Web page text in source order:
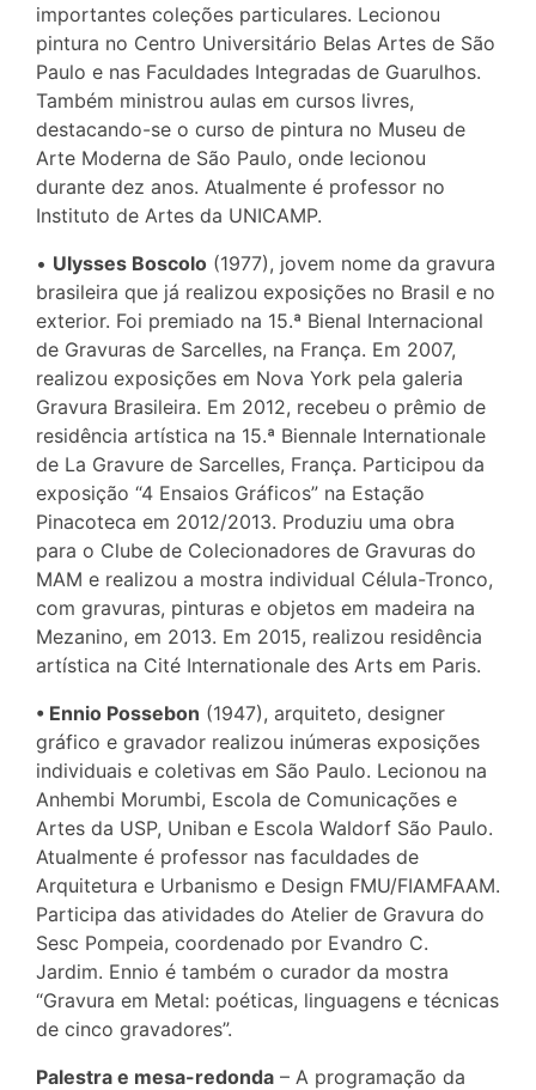
importantes coleções particulares. Lecionou
pintura no Centro Universitário Belas Artes de São
Paulo e nas Faculdades Integradas de Guarulhos.
Também ministrou aulas em cursos livres,
destacando-se o curso de pintura no Museu de
Arte Moderna de São Paulo, onde lecionou
durante dez anos. Atualmente é professor no
Instituto de Artes da UNICAMP.
• Ulysses Boscolo (1977), jovem nome da gravura
brasileira que já realizou exposições no Brasil e no
exterior. Foi premiado na 15.ª Bienal Internacional
de Gravuras de Sarcelles, na França. Em 2007,
realizou exposições em Nova York pela galeria
Gravura Brasileira. Em 2012, recebeu o prêmio de
residência artística na 15.ª Biennale Internationale
de La Gravure de Sarcelles, França. Participou da
exposição “4 Ensaios Gráficos” na Estação
Pinacoteca em 2012/2013. Produziu uma obra
para o Clube de Colecionadores de Gravuras do
MAM e realizou a mostra individual Célula-Tronco,
com gravuras, pinturas e objetos em madeira na
Mezanino, em 2013. Em 2015, realizou residência
artística na Cité Internationale des Arts em Paris.
• Ennio Possebon (1947), arquiteto, designer
gráfico e gravador realizou inúmeras exposições
individuais e coletivas em São Paulo. Lecionou na
Anhembi Morumbi, Escola de Comunicações e
Artes da USP, Uniban e Escola Waldorf São Paulo.
Atualmente é professor nas faculdades de
Arquitetura e Urbanismo e Design FMU/FIAMFAAM.
Participa das atividades do Atelier de Gravura do
Sesc Pompeia, coordenado por Evandro C.
Jardim. Ennio é também o curador da mostra
“Gravura em Metal: poéticas, linguagens e técnicas
de cinco gravadores”.
Palestra e mesa-redonda – A programação da